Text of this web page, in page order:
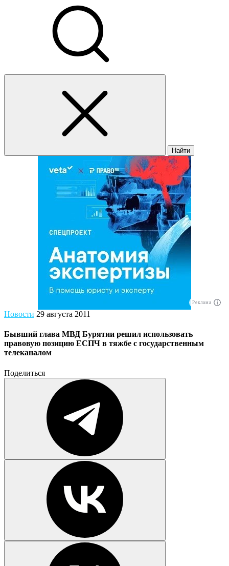
Найти
Реклама
Новости 29 августа 2011
Бывший глава МВД Бурятии решил использовать
правовую позицию ЕСПЧ в тяжбе с государственным
телеканалом
Поделиться